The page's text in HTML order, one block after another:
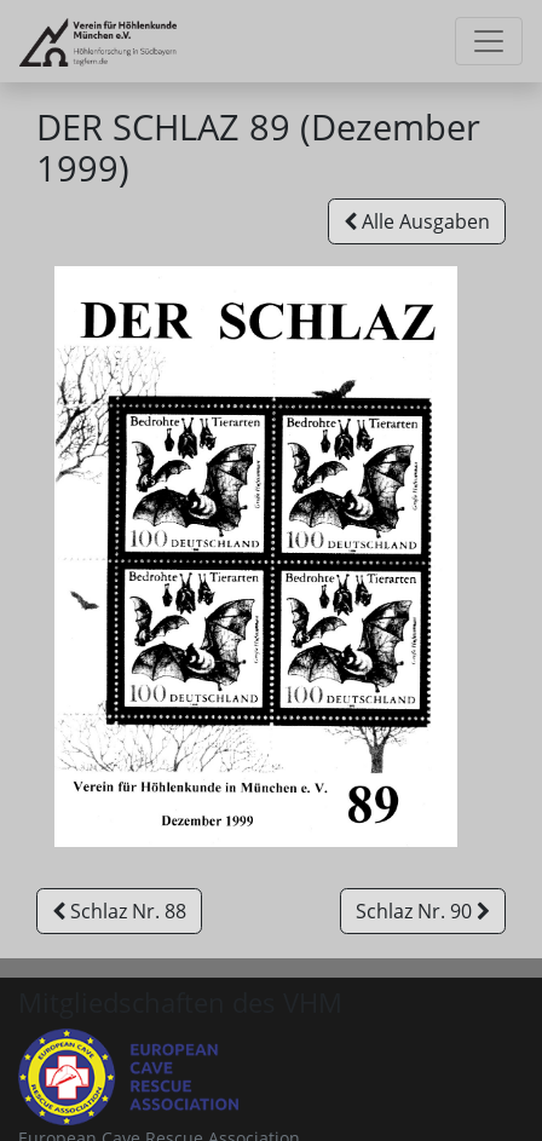
DER SCHLAZ 89 (Dezember
1999)
Alle Ausgaben
Schlaz Nr. 88 Schlaz Nr. 90